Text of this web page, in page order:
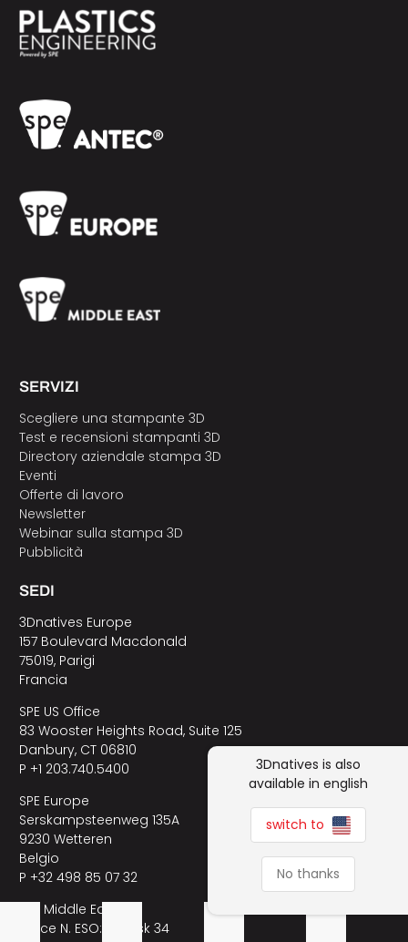
SERVIZI
Scegliere una stampante 3D
Test e recensioni stampanti 3D
Directory aziendale stampa 3D
Eventi
Offerte di lavoro
Newsletter
Webinar sulla stampa 3D
Pubblicità
SEDI
3Dnatives Europe
157 Boulevard Macdonald
75019, Parigi
Francia
SPE US Office
83 Wooster Heights Road, Suite 125
Danbury, CT 06810
P +1 203.740.5400
SPE Europe
Serskampsteenweg 135A
9230 Wetteren
Belgio
P +32 498 85 07 32
SPE Middle East
Office N. ESO:14, Desk 34
3Dnatives is also
available in english
switch to
No thanks